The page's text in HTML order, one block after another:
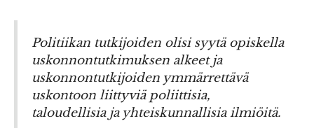
Politiikan tutkijoiden olisi syytä opiskella
uskonnontutkimuksen alkeet ja
uskonnontutkijoiden ymmärrettävä
uskontoon liittyviä poliittisia,
taloudellisia ja yhteiskunnallisia ilmiöitä.